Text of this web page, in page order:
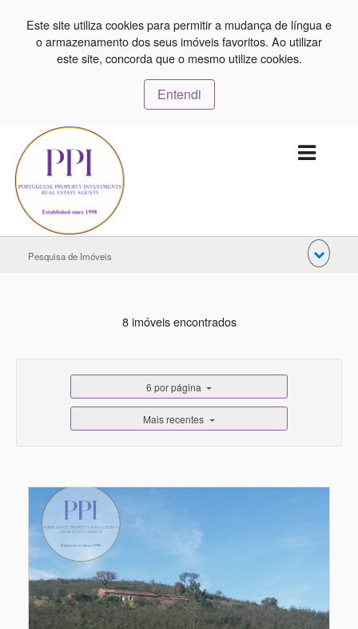
Este site utiliza cookies para permitir a mudança de língua e
o armazenamento dos seus imóveis favoritos. Ao utilizar
este site, concorda que o mesmo utilize cookies.
Entendi
Pesquisa de Imóveis
8 imóveis encontrados
6 por página
Mais recentes